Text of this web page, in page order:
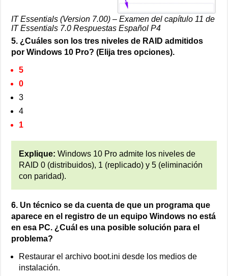
IT Essentials (Version 7.00) – Examen del capítulo 11 de
IT Essentials 7.0 Respuestas Español P4
5. ¿Cuáles son los tres niveles de RAID admitidos
por Windows 10 Pro? (Elija tres opciones).
5
0
3
4
1
Explique: Windows 10 Pro admite los niveles de
RAID 0 (distribuidos), 1 (replicado) y 5 (eliminación
con paridad).
6. Un técnico se da cuenta de que un programa que
aparece en el registro de un equipo Windows no está
en esa PC. ¿Cuál es una posible solución para el
problema?
Restaurar el archivo boot.ini desde los medios de
instalación.